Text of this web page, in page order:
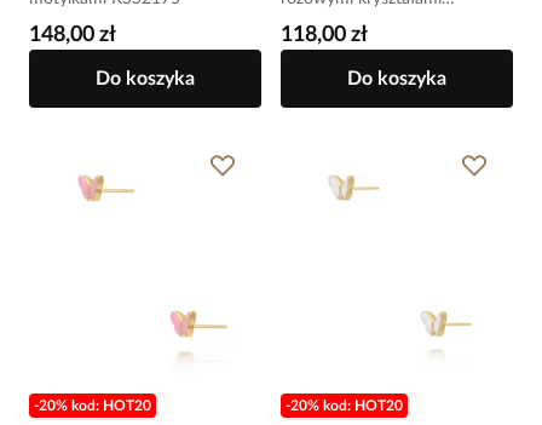
148,00 zł
Do koszyka
KLU0162
118,00 zł
Do koszyka
-20% kod: HOT20 -20% kod: HOT20